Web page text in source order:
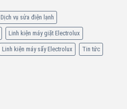
Dịch vụ sửa điện lạnh
Linh kiện máy giặt Electrolux
Linh kiện máy sấy Electrolux Tin tức